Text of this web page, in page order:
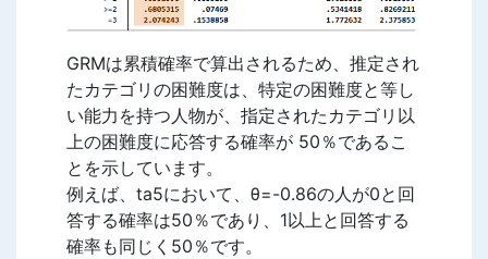
GRMは累積確率で算出されるため、推定され
たカテゴリの困難度は、特定の困難度と等し
い能力を持つ人物が、指定されたカテゴリ以
上の困難度に応答する確率が 50％であるこ
とを示しています。
例えば、ta5において、θ=-0.86の人が0と回
答する確率は50％であり、1以上と回答する
確率も同じく50％です。